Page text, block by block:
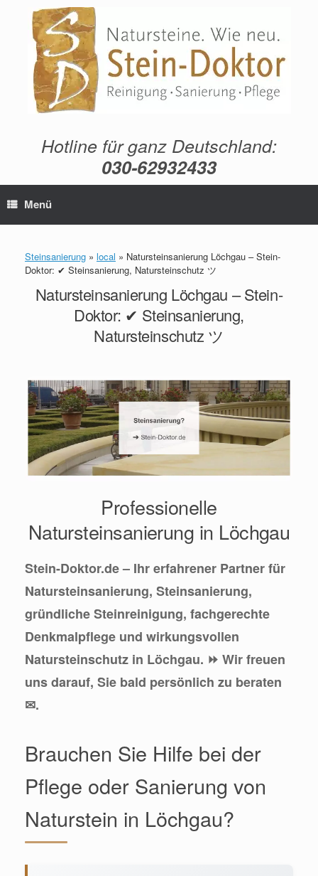
springen
Hotline für ganz Deutschland:
030-62932433
Menü
Steinsanierung » local » Natursteinsanierung Löchgau – Stein-
Doktor: ✔ Steinsanierung, Natursteinschutz ツ
Natursteinsanierung Löchgau – Stein-
Doktor: ✔ Steinsanierung,
Natursteinschutz ツ
Professionelle
Natursteinsanierung in Löchgau
Stein-Doktor.de – Ihr erfahrener Partner für
Natursteinsanierung, Steinsanierung,
gründliche Steinreinigung, fachgerechte
Denkmalpflege und wirkungsvollen
Natursteinschutz in Löchgau. ⏩ Wir freuen
uns darauf, Sie bald persönlich zu beraten
✉.
Brauchen Sie Hilfe bei der
Pflege oder Sanierung von
Naturstein in Löchgau?